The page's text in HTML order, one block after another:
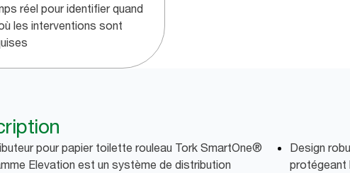
réel pour identifier quand
les interventions sont
pour papier toilette rouleau Tork SmartOne®
Elevation est un système de distribution
Design
protégeant